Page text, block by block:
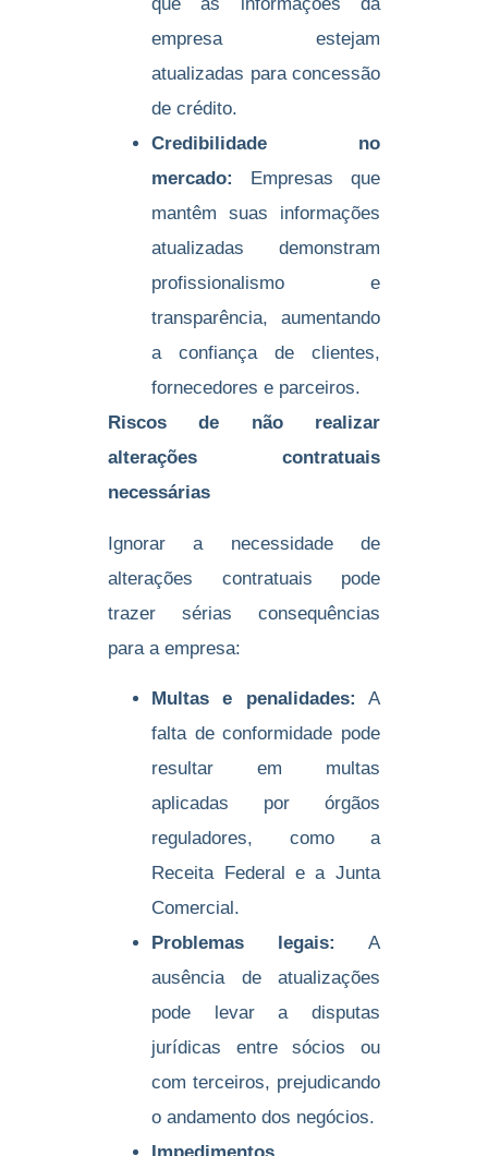
que as informações da
empresa estejam
atualizadas para concessão
de crédito.
Credibilidade no
mercado:
Empresas que
mantêm suas informações
atualizadas demonstram
profissionalismo e
transparência, aumentando
a confiança de clientes,
fornecedores e parceiros.
Riscos de não realizar
alterações contratuais
necessárias
Ignorar a necessidade de
alterações contratuais pode
trazer sérias consequências
para a empresa:
Multas e penalidades: A
falta de conformidade pode
resultar em multas
aplicadas por órgãos
reguladores, como a
Receita Federal e a Junta
Comercial.
Problemas legais:
A
ausência de atualizações
pode levar a disputas
jurídicas entre sócios ou
com terceiros, prejudicando
o andamento dos negócios.